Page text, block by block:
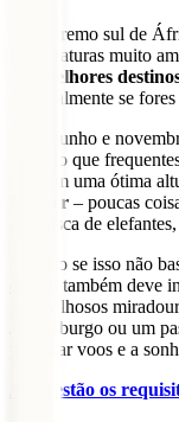
No extremo sul de
temperaturas muito
melhores
especialmente se
Entre junho e
mais do que
também uma ótima
Kruger – poucas
em busca de
E como se isso não
também deve
maravilhosos
Joanesburgo ou um
procurar voos e a
Aqui estão os